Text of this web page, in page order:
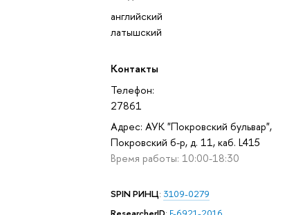
английский
латышский
Контакты
Телефон:
27861
Адрес: АУК "Покровский бульвар",
Покровский б-р, д. 11, каб. L415
Время работы: 10:00-18:30
SPIN РИНЦ: 3109-0279